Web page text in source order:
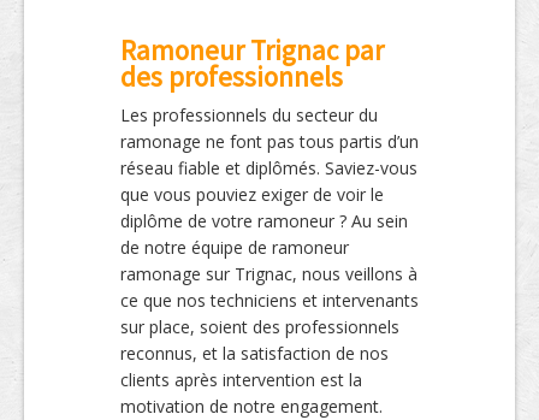
Ramoneur Trignac par
des professionnels
Les professionnels du secteur du
ramonage ne font pas tous partis d’un
réseau fiable et diplômés. Saviez-vous
que vous pouviez exiger de voir le
diplôme de votre ramoneur ? Au sein
de notre équipe de ramoneur
ramonage sur Trignac, nous veillons à
ce que nos techniciens et intervenants
sur place, soient des professionnels
reconnus, et la satisfaction de nos
clients après intervention est la
motivation de notre engagement.